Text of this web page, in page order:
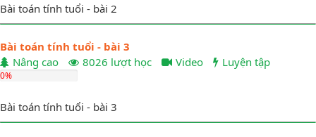
Bài toán tính tuổi - bài 2
Bài toán tính tuổi - bài 3
Nâng cao
8026 lượt học Video Luyện tập
0%
Bài toán tính tuổi - bài 3